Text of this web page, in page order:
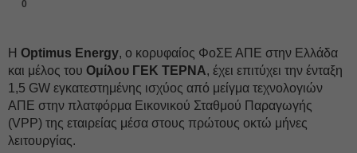
0
Η Optimus Energy, ο κορυφαίος ΦοΣΕ ΑΠΕ στην Ελλάδα
και μέλος του Ομίλου ΓΕΚ ΤΕΡΝΑ, έχει επιτύχει την ένταξη
1,5 GW εγκατεστημένης ισχύος από μείγμα τεχνολογιών
ΑΠΕ στην πλατφόρμα Εικονικού Σταθμού Παραγωγής
(VPP) της εταιρείας μέσα στους πρώτους οκτώ μήνες
λειτουργίας.